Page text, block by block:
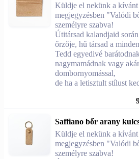
Küldje el nekünk a
megjegyzésben "Valódi
személyre szabva!
Útitársad kalandjaid
őrzője, hű társad a
Tedd egyedivé
nagymamádnak vagy
dombornyomással,
de ha a letisztult stílust
Saffiano bőr arany
Küldje el nekünk a
megjegyzésben "Valódi
személyre szabva!